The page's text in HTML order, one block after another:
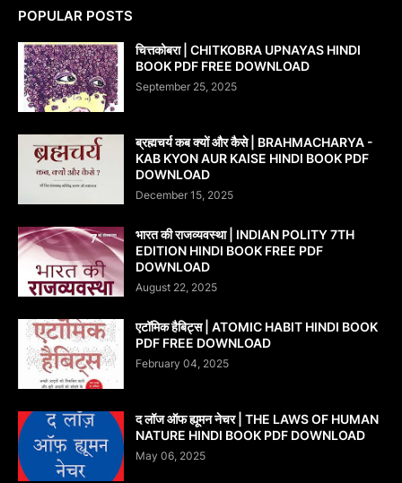
POPULAR POSTS
चित्तकोबरा | CHITKOBRA UPNAYAS HINDI
BOOK PDF FREE DOWNLOAD
September 25, 2025
ब्रह्मचर्य कब क्यों और कैसे | BRAHMACHARYA -
KAB KYON AUR KAISE HINDI BOOK PDF
DOWNLOAD
December 15, 2025
भारत की राजव्यवस्था | INDIAN POLITY 7TH
EDITION HINDI BOOK FREE PDF
DOWNLOAD
August 22, 2025
एटॉमिक हैबिट्स | ATOMIC HABIT HINDI BOOK
PDF FREE DOWNLOAD
February 04, 2025
द लॉज ऑफ ह्यूमन नेचर | THE LAWS OF HUMAN
NATURE HINDI BOOK PDF DOWNLOAD
May 06, 2025